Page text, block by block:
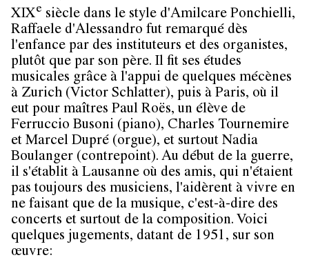
XIXe siècle dans le style d'Amilcare Ponchielli,
Raffaele d'Alessandro fut remarqué dès
l'enfance par des instituteurs et des organistes,
plutôt que par son père. Il fit ses études
musicales grâce à l'appui de quelques mécènes
à Zurich (Victor Schlatter), puis à Paris, où il
eut pour maîtres Paul Roës, un élève de
Ferruccio Busoni (piano), Charles Tournemire
et Marcel Dupré (orgue), et surtout Nadia
Boulanger (contrepoint). Au début de la guerre,
il s'établit à Lausanne où des amis, qui n'étaient
pas toujours des musiciens, l'aidèrent à vivre en
ne faisant que de la musique, c'est-à-dire des
concerts et surtout de la composition. Voici
quelques jugements, datant de 1951, sur son
œuvre: